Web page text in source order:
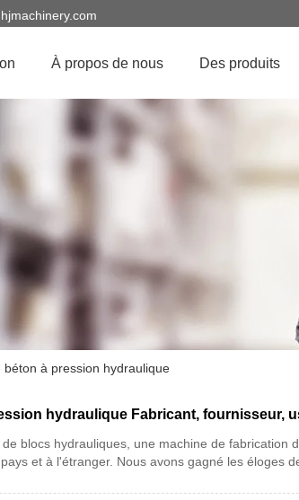
À propos de nous Des produits
béton à pression hydraulique
hydraulique Fabricant, fournisseur,
blocs hydrauliques, une machine de
et à l'étranger. Nous avons gagné les éloges